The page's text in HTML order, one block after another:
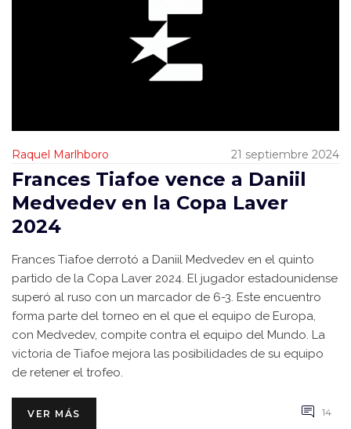
Raquel Marlhboro 21 septiembre 2024
Frances Tiafoe vence a Daniil
Medvedev en la Copa Laver
2024
Frances Tiafoe derrotó a Daniil Medvedev en el quinto
partido de la Copa Laver 2024. El jugador estadounidense
superó al ruso con un marcador de 6-3. Este encuentro
forma parte del torneo en el que el equipo de Europa,
con Medvedev, compite contra el equipo del Mundo. La
victoria de Tiafoe mejora las posibilidades de su equipo
de retener el trofeo.
VER MÁS 14